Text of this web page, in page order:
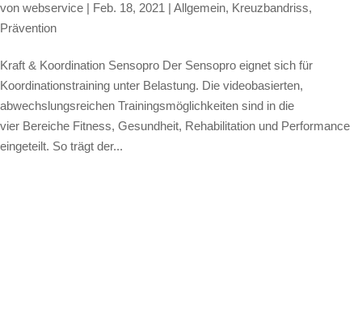
von webservice | Feb. 18, 2021 | Allgemein, Kreuzbandriss,
Prävention
Kraft & Koordination Sensopro Der Sensopro eignet sich für
Koordinationstraining unter Belastung. Die videobasierten,
abwechslungsreichen Trainingsmöglichkeiten sind in die
vier Bereiche Fitness, Gesundheit, Rehabilitation und Performance
eingeteilt. So trägt der...